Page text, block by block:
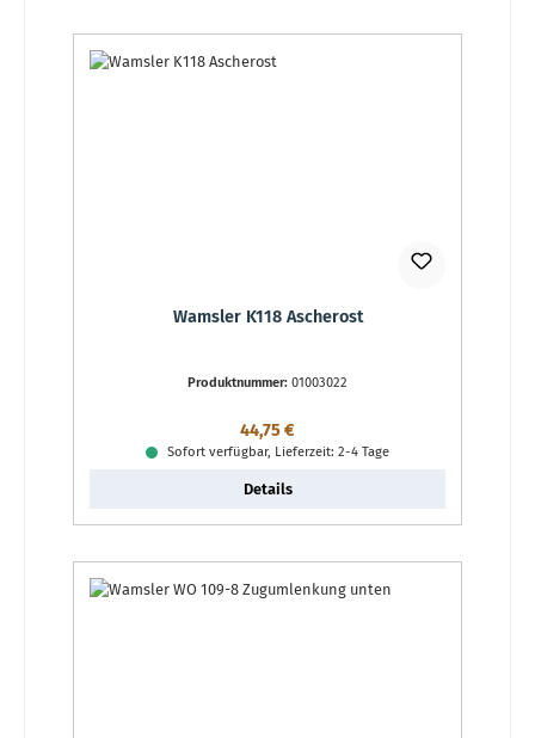
Wamsler K118 Ascherost
Produktnummer: 01003022
Regulärer Preis:
44,75 €
Sofort verfügbar, Lieferzeit: 2-4 Tage
Details